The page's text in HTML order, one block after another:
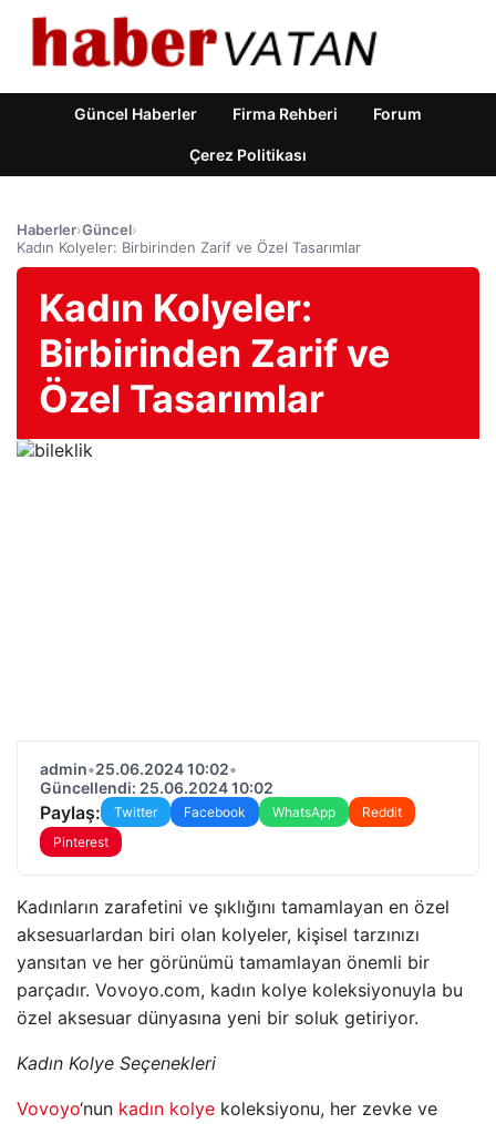
Güncel Haberler Firma Rehberi Forum
Çerez Politikası
Haberler›Güncel›
Kadın Kolyeler: Birbirinden Zarif ve Özel Tasarımlar
Kadın Kolyeler:
Birbirinden Zarif ve
Özel Tasarımlar
admin•25.06.2024 10:02•
Güncellendi: 25.06.2024 10:02
Paylaş: Twitter Facebook WhatsApp
Reddit
Pinterest
Kadınların zarafetini ve şıklığını tamamlayan en özel
aksesuarlardan biri olan kolyeler, kişisel tarzınızı
yansıtan ve her görünümü tamamlayan önemli bir
parçadır. Vovoyo.com, kadın kolye koleksiyonuyla bu
özel aksesuar dünyasına yeni bir soluk getiriyor.
Kadın Kolye Seçenekleri
Vovoyo‘nun kadın kolye koleksiyonu, her zevke ve